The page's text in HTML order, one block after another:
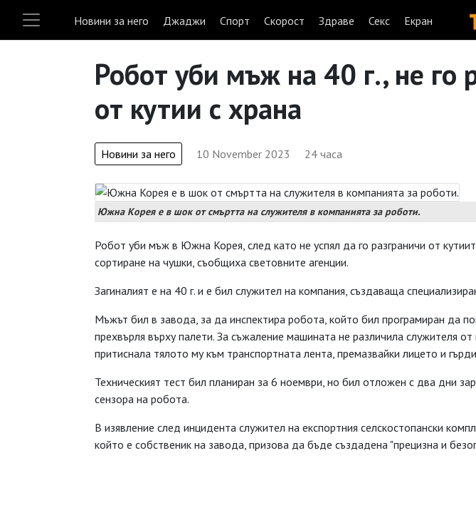
Новини за него Джаджи Спорт Скорост Здраве Секс Екран
Робот уби мъж на 40 г., не го
от кутии с храна
Новини за него 10 November 2023 24 часа
Южна Корея е в шок от смъртта на служителя в компанията за роботи.
Робот уби мъж в Южна Корея, след като не успял да го разграничи от
сортиране на чушки, съобщиха световните агенции.
Загиналият е на 40 г. и е бил служител на компания, създаваща
Мъжът бил в завода, за да инспектира робота, който бил програмиран да
прехвърля върху палети. За съжаление машината не различила служителя от
притиснала тялото му към транспортната лента, премазвайки лицето и
Техническият тест бил планиран за 6 ноември, но бил отложен с два дни
сензора на робота.
В изявление след инцидента служител на експортния селскостопански
който е собственик на завода, призова да бъде създадена "прецизна и